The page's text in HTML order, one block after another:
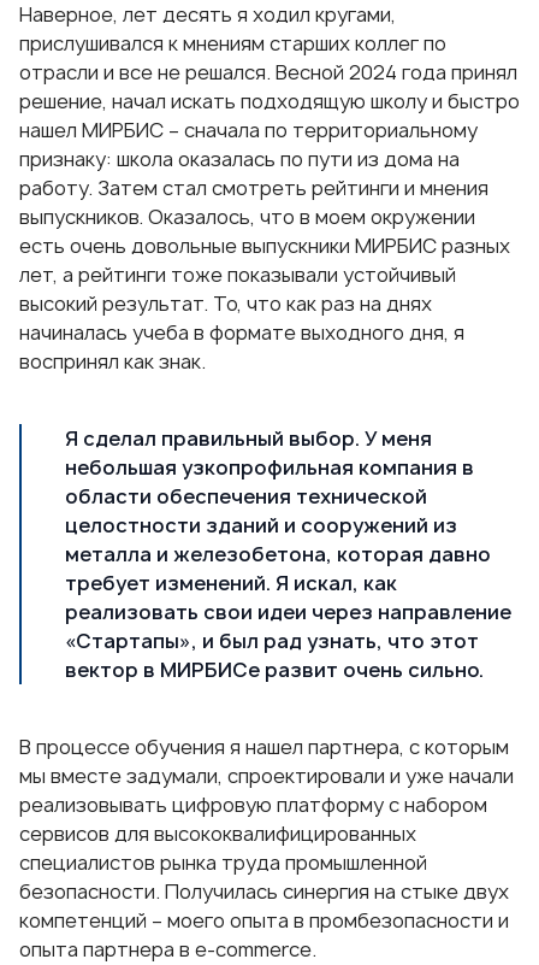
Наверное, лет десять я ходил кругами,
прислушивался к мнениям старших коллег по
отрасли и все не решался. Весной 2024 года принял
решение, начал искать подходящую школу и быстро
нашел МИРБИС – сначала по территориальному
признаку: школа оказалась по пути из дома на
работу. Затем стал смотреть рейтинги и мнения
выпускников. Оказалось, что в моем окружении
есть очень довольные выпускники МИРБИС разных
лет, а рейтинги тоже показывали устойчивый
высокий результат. То, что как раз на днях
начиналась учеба в формате выходного дня, я
воспринял как знак.
Я сделал правильный выбор. У меня
небольшая узкопрофильная компания в
области обеспечения технической
целостности зданий и сооружений из
металла и железобетона, которая давно
требует изменений. Я искал, как
реализовать свои идеи через направление
«Стартапы», и был рад узнать, что этот
вектор в МИРБИСе развит очень сильно.
В процессе обучения я нашел партнера, с которым
мы вместе задумали, спроектировали и уже начали
реализовывать цифровую платформу с набором
сервисов для высококвалифицированных
специалистов рынка труда промышленной
безопасности. Получилась синергия на стыке двух
компетенций – моего опыта в промбезопасности и
опыта партнера в e-commerce.